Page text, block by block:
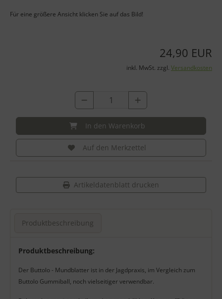
Für eine größere Ansicht klicken Sie auf das Bild!
24,90 EUR
inkl. MwSt. zzgl. Versandkosten
In den Warenkorb
Auf den Merkzettel
Artikeldatenblatt drucken
Produktbeschreibung
Produktbeschreibung
Produktbeschreibung:
Der Buttolo - Mundblatter ist in der Jagdpraxis, im Vergleich zum
Buttolo Gummiball, noch vielseitiger verwendbar.